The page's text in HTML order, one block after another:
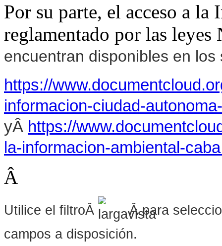
Por su parte, el acceso a
reglamentado por las
encuentran disponibles en los
https://
informacion-ciudad-
yÂ https://
la-informacion-ambiental-
Â
Utilice el filtroÂ
Â para
campos a disposición.